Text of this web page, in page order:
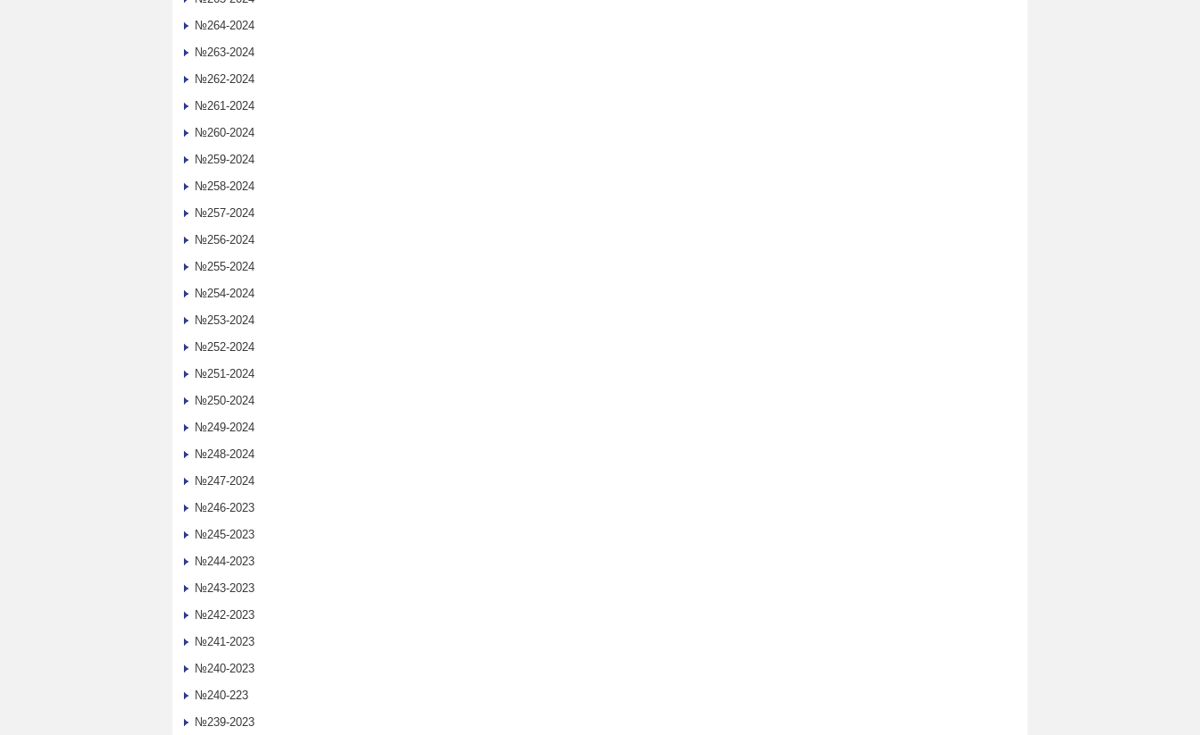
№264-2024
№263-2024
№262-2024
№261-2024
№260-2024
№259-2024
№258-2024
№257-2024
№256-2024
№255-2024
№254-2024
№253-2024
№252-2024
№251-2024
№250-2024
№249-2024
№248-2024
№247-2024
№246-2023
№245-2023
№244-2023
№243-2023
№242-2023
№241-2023
№240-2023
№240-223
№239-2023